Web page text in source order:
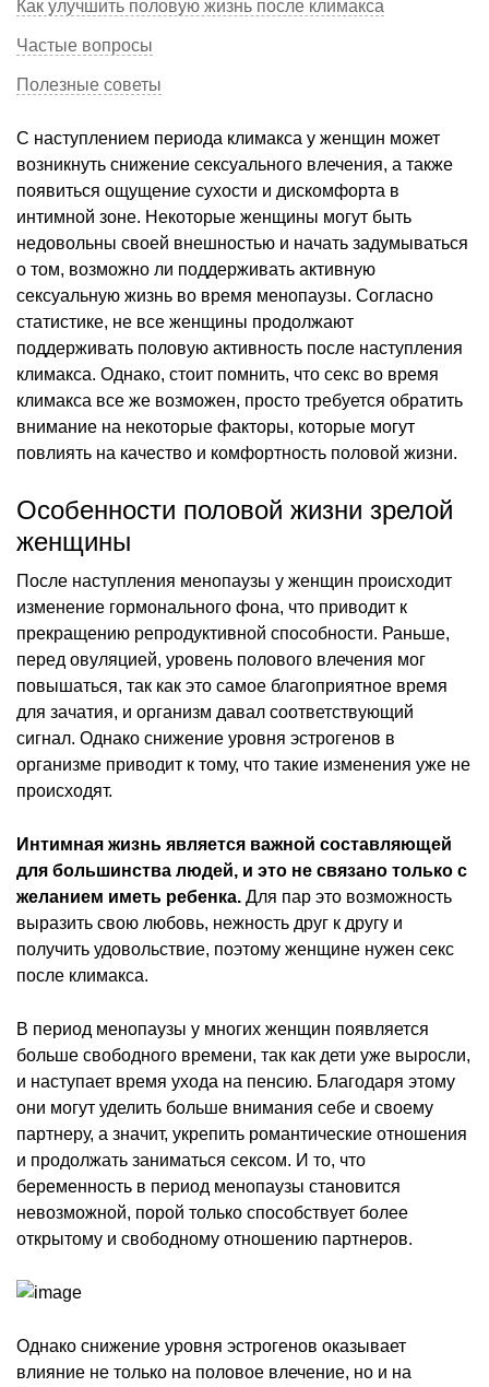
Как улучшить половую жизнь после климакса
Частые вопросы
Полезные советы
С наступлением периода климакса у женщин может
возникнуть снижение сексуального влечения, а также
появиться ощущение сухости и дискомфорта в
интимной зоне. Некоторые женщины могут быть
недовольны своей внешностью и начать задумываться
о том, возможно ли поддерживать активную
сексуальную жизнь во время менопаузы. Согласно
статистике, не все женщины продолжают
поддерживать половую активность после наступления
климакса. Однако, стоит помнить, что секс во время
климакса все же возможен, просто требуется обратить
внимание на некоторые факторы, которые могут
повлиять на качество и комфортность половой жизни.
Особенности половой жизни зрелой
женщины
После наступления менопаузы у женщин происходит
изменение гормонального фона, что приводит к
прекращению репродуктивной способности. Раньше,
перед овуляцией, уровень полового влечения мог
повышаться, так как это самое благоприятное время
для зачатия, и организм давал соответствующий
сигнал. Однако снижение уровня эстрогенов в
организме приводит к тому, что такие изменения уже не
происходят.
Интимная жизнь является важной составляющей
для большинства людей, и это не связано только с
желанием иметь ребенка. Для пар это возможность
выразить свою любовь, нежность друг к другу и
получить удовольствие, поэтому женщине нужен секс
после климакса.
В период менопаузы у многих женщин появляется
больше свободного времени, так как дети уже выросли,
и наступает время ухода на пенсию. Благодаря этому
они могут уделить больше внимания себе и своему
партнеру, а значит, укрепить романтические отношения
и продолжать заниматься сексом. И то, что
беременность в период менопаузы становится
невозможной, порой только способствует более
открытому и свободному отношению партнеров.
Однако снижение уровня эстрогенов оказывает
влияние не только на половое влечение, но и на